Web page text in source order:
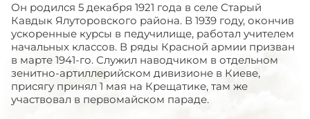
Он родился 5 декабря 1921 года в селе Старый
Кавдык Ялуторовского района. В 1939 году, окончив
ускоренные курсы в педучилище, работал учителем
начальных классов. В ряды Красной армии призван
в марте 1941-го. Служил наводчиком в отдельном
зенитно-артиллерийском дивизионе в Киеве,
присягу принял 1 мая на Крещатике, там же
участвовал в первомайском параде.